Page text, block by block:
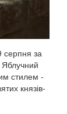
серпня за
стилем -
князів-